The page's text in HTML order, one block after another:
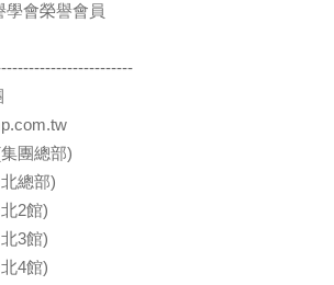
學會榮譽會員
團總部)
總部)
2館)
3館)
4館)